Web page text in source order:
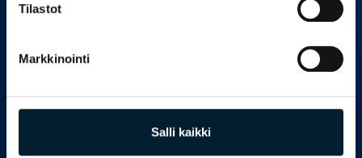
Tilastot
Markkinointi
Salli kaikki